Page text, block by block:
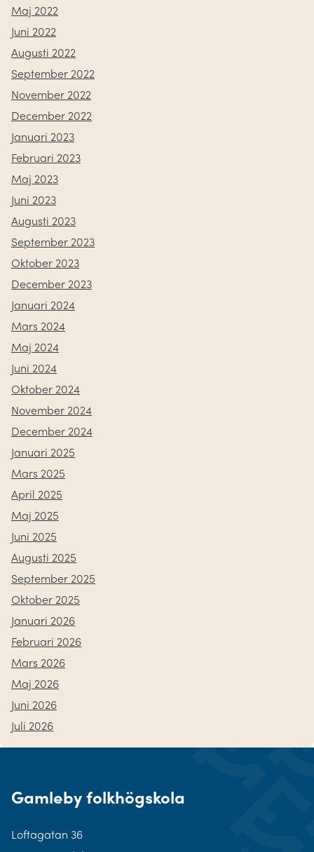
Maj 2022
Juni 2022
Augusti 2022
September 2022
November 2022
December 2022
Januari 2023
Februari 2023
Maj 2023
Juni 2023
Augusti 2023
September 2023
Oktober 2023
December 2023
Januari 2024
Mars 2024
Maj 2024
Juni 2024
Oktober 2024
November 2024
December 2024
Januari 2025
Mars 2025
April 2025
Maj 2025
Juni 2025
Augusti 2025
September 2025
Oktober 2025
Januari 2026
Februari 2026
Mars 2026
Maj 2026
Juni 2026
Juli 2026
Gamleby folkhögskola
Loftagatan 36